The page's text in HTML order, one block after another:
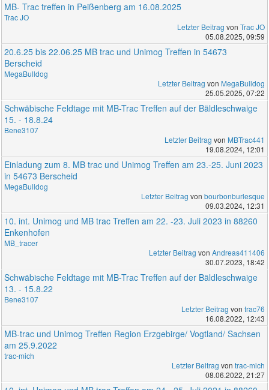
MB- Trac treffen in Peißenberg am 16.08.2025
Trac JO
Letzter Beitrag von Trac JO
05.08.2025, 09:59
20.6.25 bis 22.06.25 MB trac und Unimog Treffen in 54673
Berscheid
MegaBulldog
Letzter Beitrag von MegaBulldog
25.05.2025, 07:22
Schwäbische Feldtage mit MB-Trac Treffen auf der Bäldleschwaige
15. - 18.8.24
Bene3107
Letzter Beitrag von MBTrac441
19.08.2024, 12:01
Einladung zum 8. MB trac und Unimog Treffen am 23.-25. Juni 2023
in 54673 Berscheid
MegaBulldog
Letzter Beitrag von bourbonburlesque
09.03.2024, 12:31
10. int. Unimog und MB trac Treffen am 22. -23. Juli 2023 in 88260
Enkenhofen
MB_tracer
Letzter Beitrag von Andreas411406
30.07.2023, 18:42
Schwäbische Feldtage mit MB-Trac Treffen auf der Bäldleschwaige
13. - 15.8.22
Bene3107
Letzter Beitrag von trac76
16.08.2022, 12:43
MB-trac und Unimog Treffen Region Erzgebirge/ Vogtland/ Sachsen
am 25.9.2022
trac-mich
Letzter Beitrag von trac-mich
08.06.2022, 21:27